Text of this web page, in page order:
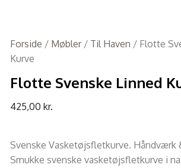
Forside / Møbler/ Til Haven / Flotte
Kurve
Flotte Svenske Linned
425,00 kr.
Svenske Vasketøjsfletkurve. Håndværk
Smukke svenske vasketøjsfletkurve i